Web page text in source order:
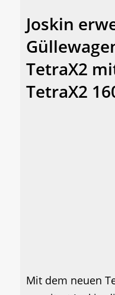
Joskin
TetraX2
TetraX2
Mit dem neuen